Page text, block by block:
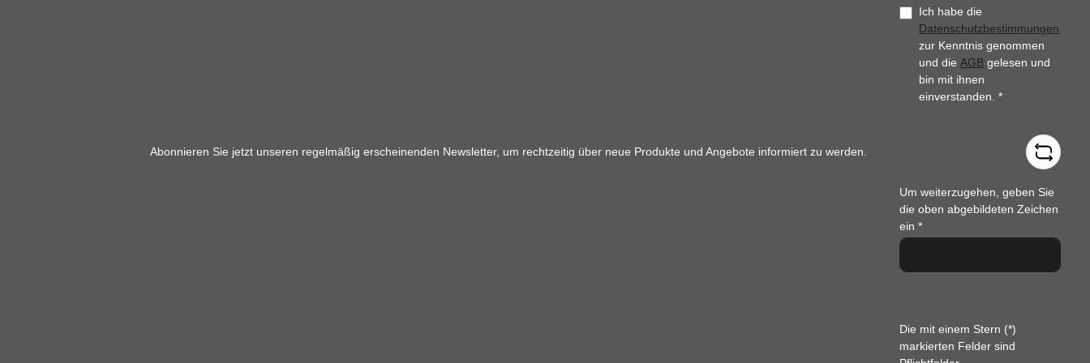
Abonnieren Sie jetzt unseren regelmäßig erscheinenden Newsletter, um rechtzeitig über neue Produkte und Angebote informiert zu werden.
Ich habe die
Datenschutzbestimmungen
zur Kenntnis genommen
und dieAGB gelesen und
bin mit ihnen
einverstanden.*
Um weiterzugehen, geben Sie
die oben abgebildeten Zeichen
ein*
Die mit einem Stern (*)
markierten Felder sind